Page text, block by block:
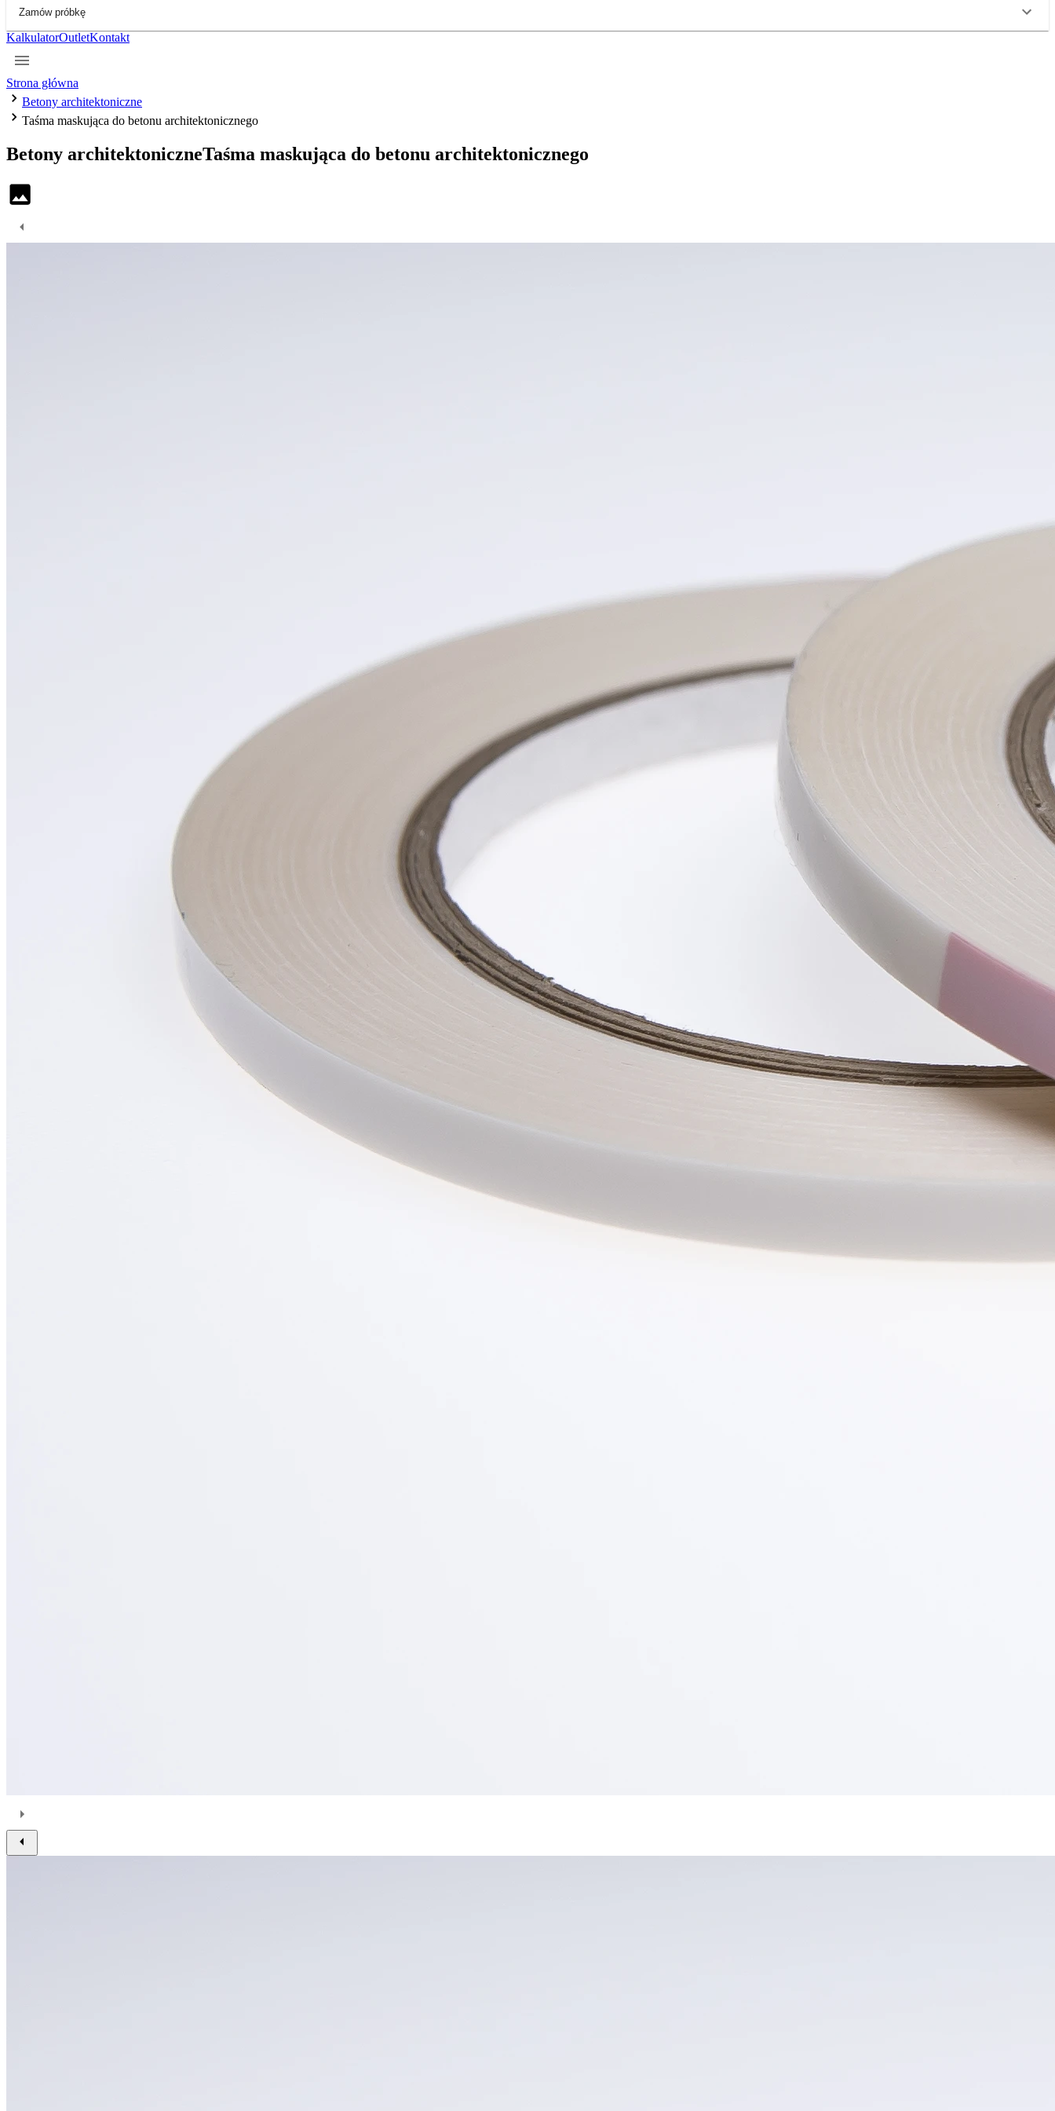
Zamów próbkę
KalkulatorOutletKontakt
Strona główna
Betony architektoniczne
Taśma maskująca do betonu architektonicznego
Betony architektoniczneTaśma maskująca do betonu architektonicznego